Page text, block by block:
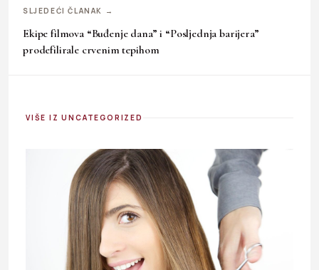
SLJEDEĆI ČLANAK →
Ekipe filmova “Buđenje dana” i “Posljednja barijera”
prodefilirale crvenim tepihom
VIŠE IZ UNCATEGORIZED